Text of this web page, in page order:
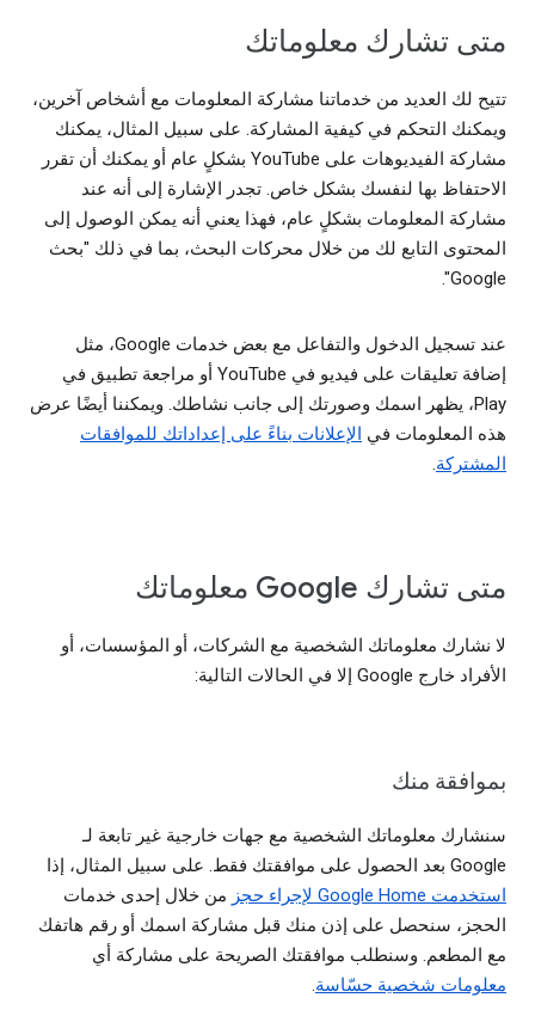
متى تشارك معلوماتك
تتيح لك العديد من خدماتنا مشاركة المعلومات مع أشخاص آخرين،
ويمكنك التحكم في كيفية المشاركة. على سبيل المثال، يمكنك
مشاركة الفيديوهات على YouTube بشكلٍ عام أو يمكنك أن تقرر
الاحتفاظ بها لنفسك بشكل خاص. تجدر الإشارة إلى أنه عند
مشاركة المعلومات بشكلٍ عام، فهذا يعني أنه يمكن الوصول إلى
المحتوى التابع لك من خلال محركات البحث، بما في ذلك "بحث
Google".
عند تسجيل الدخول والتفاعل مع بعض خدمات Google، مثل
إضافة تعليقات على فيديو في YouTube أو مراجعة تطبيق في
Play، يظهر اسمك وصورتك إلى جانب نشاطك. ويمكننا أيضًا عرض
هذه المعلومات في
الإعلانات بناءً على إعداداتك للموافقات
المشتركة.
متى تشارك Google معلوماتك
لا نشارك معلوماتك الشخصية مع الشركات، أو المؤسسات، أو
الأفراد خارج Google إلا في الحالات التالية:
بموافقة منك
سنشارك معلوماتك الشخصية مع جهات خارجية غير تابعة لـ
Google بعد الحصول على موافقتك فقط. على سبيل المثال، إذا
استخدمت Google Home لإجراء حجز
من خلال إحدى خدمات
الحجز، سنحصل على إذن منك قبل مشاركة اسمك أو رقم هاتفك
مع المطعم. وسنطلب موافقتك الصريحة على مشاركة أي
معلومات شخصية حسّاسة.